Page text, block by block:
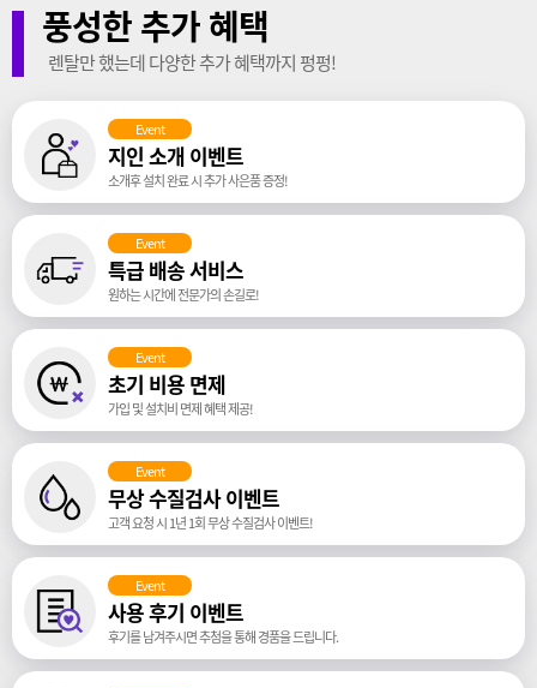
풍성한 추가 혜택
렌탈만 했는데 다양한 추가 혜택까지 펑펑!
Event
지인 소개 이벤트
소개후 설치 완료 시 추가 사은품 증정!
Event
특급 배송 서비스
원하는 시간에 전문가의 손길로!
Event
초기 비용 면제
가입 및 설치비 면제 혜택 제공!
Event
무상 수질검사 이벤트
고객 요청 시 1년 1회 무상 수질검사 이벤트!
Event
사용 후기 이벤트
후기를 남겨주시면 추첨을 통해 경품을 드립니다.